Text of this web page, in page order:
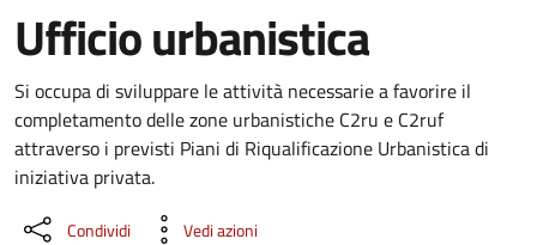
Ufficio urbanistica
Dettaglio dell'unità
Si occupa di sviluppare le attività necessarie a favorire il
completamento delle zone urbanistiche C2ru e C2ruf
attraverso i previsti Piani di Riqualificazione Urbanistica di
iniziativa privata.
Condividi Vedi azioni